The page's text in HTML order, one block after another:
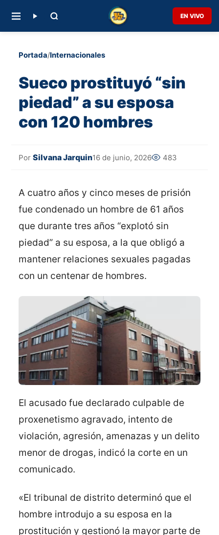
EN VIVO
Portada/Internacionales
Sueco prostituyó “sin
piedad” a su esposa
con 120 hombres
Por Silvana Jarquin16 de junio, 2026 483
A cuatro años y cinco meses de prisión
fue condenado un hombre de 61 años
que durante tres años “explotó sin
piedad” a su esposa, a la que obligó a
mantener relaciones sexuales pagadas
con un centenar de hombres.
El acusado fue declarado culpable de
proxenetismo agravado, intento de
violación, agresión, amenazas y un delito
menor de drogas, indicó la corte en un
comunicado.
«El tribunal de distrito determinó que el
hombre introdujo a su esposa en la
prostitución y gestionó la mayor parte de